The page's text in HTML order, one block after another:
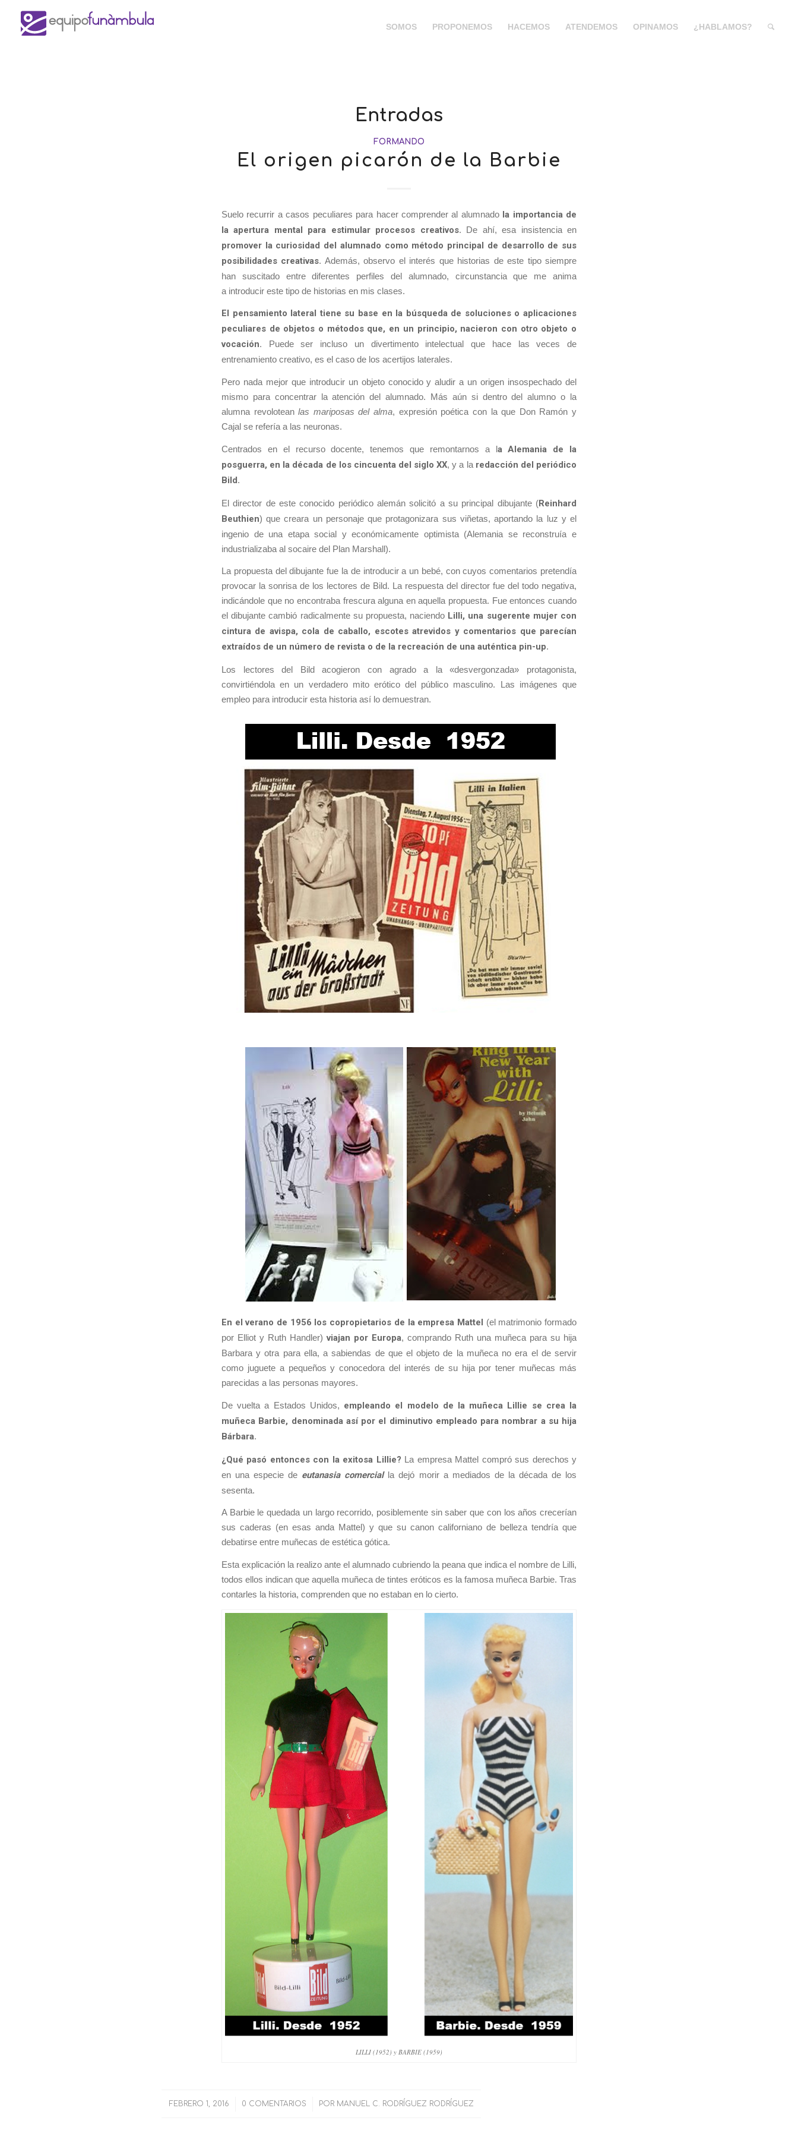
SOMOS PROPONEMOS HACEMOS ATENDEMOS OPINAMOS ¿HABLAMOS?
Entradas
FORMANDO
El origen picarón de la Barbie
Suelo recurrir a casos peculiares para hacer comprender al alumnado la importancia de
la apertura mental para estimular procesos creativos. De ahí, esa insistencia en
promover la curiosidad del alumnado como método principal de desarrollo de sus
posibilidades creativas. Además, observo el interés que historias de este tipo siempre
han suscitado entre diferentes perfiles del alumnado, circunstancia que me anima
a introducir este tipo de historias en mis clases.
El pensamiento lateral tiene su base en la búsqueda de soluciones o aplicaciones
peculiares de objetos o métodos que, en un principio, nacieron con otro objeto o
vocación. Puede ser incluso un divertimento intelectual que hace las veces de
entrenamiento creativo, es el caso de los acertijos laterales.
Pero nada mejor que introducir un objeto conocido y aludir a un origen insospechado del
mismo para concentrar la atención del alumnado. Más aún si dentro del alumno o la
alumna revoloteanlas mariposas del alma, expresión poética con la que Don Ramón y
Cajal se refería a las neuronas.
Centrados en el recurso docente, tenemos que remontarnos a la Alemania de la
posguerra, en la década de los cincuenta del siglo XX, y a la redacción del periódico
Bild.
El director de este conocido periódico alemán solicitó a su principal dibujante (Reinhard
Beuthien) que creara un personaje que protagonizara sus viñetas, aportando la luz y el
ingenio de una etapa social y económicamente optimista (Alemania se reconstruía e
industrializaba al socaire del Plan Marshall).
La propuesta del dibujante fue la de introducir a un bebé, con cuyos comentarios pretendía
provocar la sonrisa de los lectores de Bild. La respuesta del director fue del todo negativa,
indicándole que no encontraba frescura alguna en aquella propuesta. Fue entonces cuando
el dibujante cambió radicalmente su propuesta, naciendo Lilli, una sugerente mujer con
cintura de avispa, cola de caballo, escotes atrevidos y comentarios que parecían
extraídos de un número de revista o de la recreación de una auténtica pin-up.
Los lectores del Bild acogieron con agrado a la «desvergonzada» protagonista,
convirtiéndola en un verdadero mito erótico del público masculino. Las imágenes que
empleo para introducir esta historia así lo demuestran.
En el verano de 1956 los copropietarios de la empresa Mattel
(el matrimonio formado
por Elliot y Ruth Handler)viajan por Europa, comprando Ruth una muñeca para su hija
Barbara y otra para ella, a sabiendas de que el objeto de la muñeca no era el de servir
como juguete a pequeños y conocedora del interés de su hija por tener muñecas más
parecidas a las personas mayores.
De vuelta a Estados Unidos, empleando el modelo de la muñeca Lillie se crea la
muñeca Barbie, denominada así por el diminutivo empleado para nombrar a su hija
Bárbara.
¿Qué pasó entonces con la exitosa Lillie? La empresa Mattel compró sus derechos y
en una especie de eutanasia comercialla dejó morir a mediados de la década de los
sesenta.
A Barbie le quedada un largo recorrido, posiblemente sin saber que con los años crecerían
sus caderas (en esas anda Mattel) y que su canon californiano de belleza tendría que
debatirse entre muñecas de estética gótica.
Esta explicación la realizo ante el alumnado cubriendo la peana que indica el nombre de Lilli,
todos ellos indican que aquella muñeca de tintes eróticos es la famosa muñeca Barbie. Tras
contarles la historia, comprenden que no estaban en lo cierto.
LILLI (1952) y BARBIE (1959)
FEBRERO 1, 2016
/ 0 COMENTARIOS
/ POR MANUEL C. RODRÍGUEZ RODRÍGUEZ